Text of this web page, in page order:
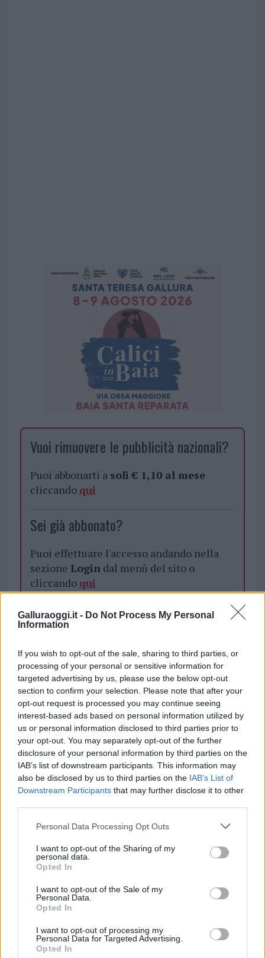
Galluraoggi.it - Do Not Process My Personal
Information
If you wish to opt-out of the sale, sharing to third parties, or
processing of your personal or sensitive information for
targeted advertising by us, please use the below opt-out
section to confirm your selection. Please note that after your
opt-out request is processed you may continue seeing
interest-based ads based on personal information utilized by
us or personal information disclosed to third parties prior to
your opt-out. You may separately opt-out of the further
disclosure of your personal information by third parties on the
IAB’s list of downstream participants. This information may
also be disclosed by us to third parties on the IAB’s List of
Downstream Participants that may further disclose it to other
Please note that this website/app uses one or more Google
not limited to your visit or usage behaviour. You may click to
grant or deny consent to Google and its third-party tags to
use your data for below specified purposes in below Google
consent section.
Personal Data Processing Opt Outs
I want to opt-out of the Sharing of my
personal data.
Opted In
I want to opt-out of the Sale of my
Personal Data.
Opted In
I want to opt-out of processing my
Personal Data for Targeted Advertising.
Opted In
Vuoi rimuovere le pubblicità nazionali?
Puoi abbonarti a soli € 1,10 al mese
cliccando qui
Sei già abbonato?
Puoi effettuare l'accesso andando nella
sezione Logindal menù del sito o
cliccando qui
TEMI:
Area Relax Cannigione
Notizie Arzachena
Parco Cannigione
Inviaci le tue segnalazioni,
i tuoi video e le tue foto
Su WhatsApp al numero +39
345 356 7512
Notizie in tempo reale?
Entra nel canale telegram di
GalluraOggi.it
Ricevi le nostre ultime news